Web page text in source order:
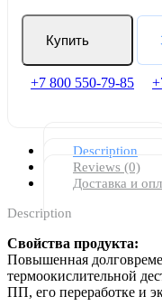
Купить
+7 800 550-79-85
Description
Reviews (0)
Доставка и
Description
Свойства продукта:
Повышенная
термоокислительной
ПП, его переработке и